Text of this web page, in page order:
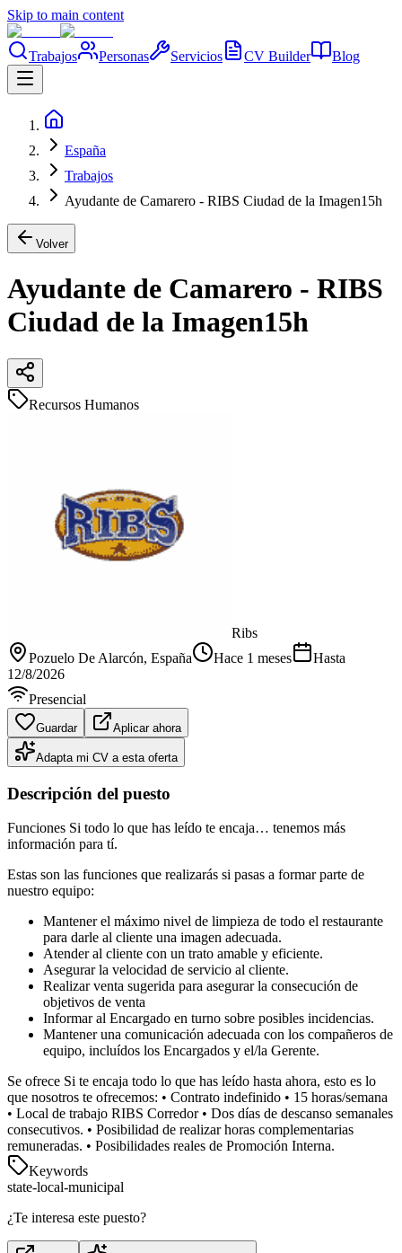
Skip to main content
Trabajos Personas Servicios CV Builder Blog
España
Trabajos
Ayudante de Camarero - RIBS Ciudad de la Imagen15h
Volver
Ayudante de Camarero - RIBS
Ciudad de la Imagen15h
Recursos Humanos
Ribs
Pozuelo De Alarcón, España Hace 1 meses
Hasta
12/8/2026
Presencial
Guardar Aplicar ahora
Adapta mi CV a esta oferta
Descripción del puesto
Funciones Si todo lo que has leído te encaja… tenemos más
información para tí.
Estas son las funciones que realizarás si pasas a formar parte de
nuestro equipo:
Mantener el máximo nivel de limpieza de todo el restaurante
para darle al cliente una imagen adecuada.
Atender al cliente con un trato amable y eficiente.
Asegurar la velocidad de servicio al cliente.
Realizar venta sugerida para asegurar la consecución de
objetivos de venta
Informar al Encargado en turno sobre posibles incidencias.
Mantener una comunicación adecuada con los compañeros de
equipo, incluídos los Encargados y el/la Gerente.
Se ofrece Si te encaja todo lo que has leído hasta ahora, esto es lo
que nosotros te ofrecemos: • Contrato indefinido • 15 horas/semana
• Local de trabajo RIBS Corredor • Dos días de descanso semanales
consecutivos. • Posibilidad de realizar horas complementarias
remuneradas. • Posibilidades reales de Promoción Interna.
Keywords
state-local-municipal
¿Te interesa este puesto?